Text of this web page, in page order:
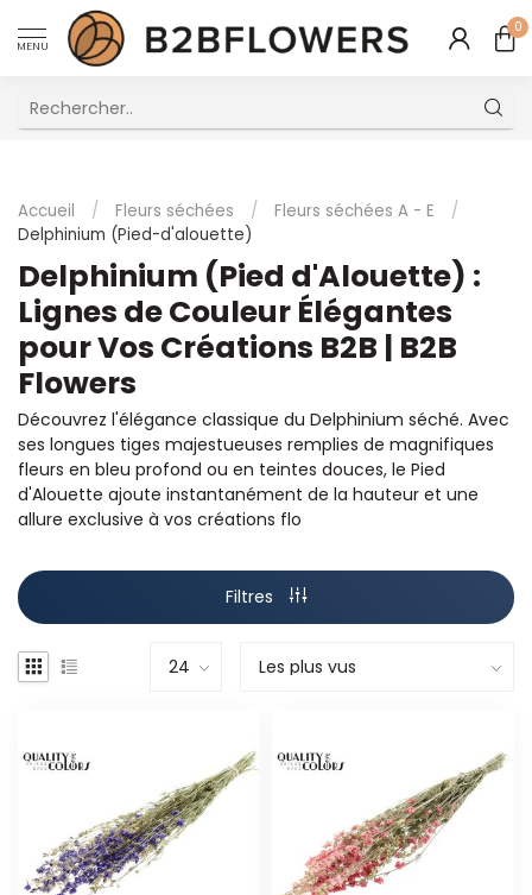
MENU
0
Accueil / Fleurs séchées / Fleurs séchées A - E
/
Delphinium (Pied-d'alouette)
Delphinium (Pied d'Alouette) :
Lignes de Couleur Élégantes
pour Vos Créations B2B | B2B
Flowers
Découvrez l'élégance classique du Delphinium séché. Avec
ses longues tiges majestueuses remplies de magnifiques
fleurs en bleu profond ou en teintes douces, le Pied
d'Alouette ajoute instantanément de la hauteur et une
allure exclusive à vos créations flo
Filtres